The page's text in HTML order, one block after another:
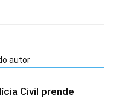
autor
Civil prende